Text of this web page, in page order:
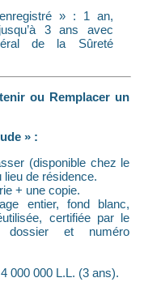
» : 1 an,
3 ans avec
de la Sûreté
ou Remplacer un
» :
(disponible chez le
lieu de résidence.
+ une copie.
entier, fond blanc,
certifiée par le
et numéro
000 000 L.L. (3 ans).